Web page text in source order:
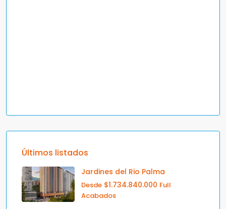
Últimos listados
Jardines del Rio Palma
Desde $1.734.840.000 Full
Acabados